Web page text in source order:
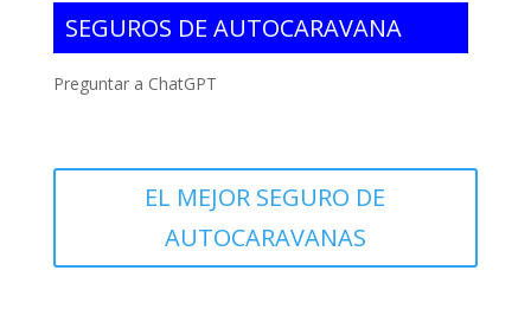
SEGUROS DE AUTOCARAVANA
Preguntar a ChatGPT
EL MEJOR SEGURO DE
AUTOCARAVANAS